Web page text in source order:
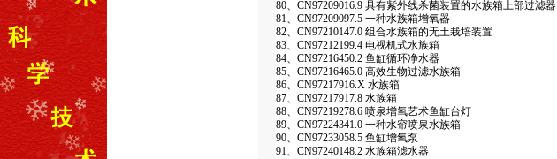
80、CN97209016.9 具有紫外线杀菌装置的水族箱上部过滤器
81、CN97209097.5 一种水族箱增氧器
82、CN97210147.0 组合水族箱的无土栽培装置
83、CN97212199.4 电视机式水族箱
84、CN97216450.2 鱼缸循环净水器
85、CN97216465.0 高效生物过滤水族箱
86、CN97217916.X 水族箱
87、CN97217917.8 水族箱
88、CN97219278.6 喷泉增氧艺术鱼缸台灯
89、CN97224341.0 一种水帘喷泉水族箱
90、CN97233058.5 鱼缸增氧泵
91、CN97240148.2 水族箱滤水器